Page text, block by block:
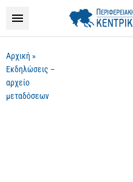
Αρχική »
Εκδηλώσεις –
αρχείο
μεταδόσεων